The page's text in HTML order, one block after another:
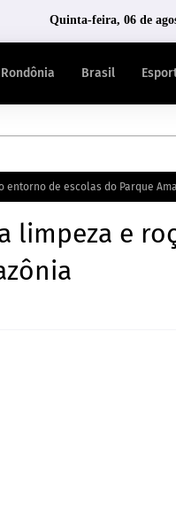
Quinta-feira, 06 de
Rondônia Brasil
de escolas do Parque
limpeza e